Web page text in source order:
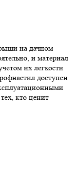
на дачном
и материал
их легкости
доступен
кто ценит